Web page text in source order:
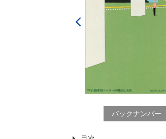
バックナンバー